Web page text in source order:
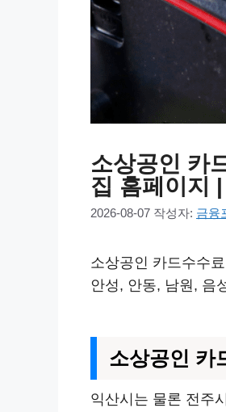
소상공인 카
집 홈페이지
2026-08-07 작성자: 금융
소상공인 카드수수
안성, 안동, 남원, 음
소상공인 카
익산시는 물론 전주